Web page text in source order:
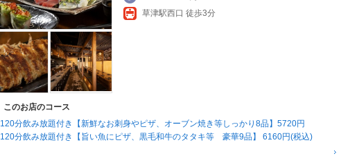
草津駅西口 徒歩3分
このお店のコース
120分飲み放題付き【新鮮なお刺身やピザ、オーブン焼き等しっかり8品】5720円
120分飲み放題付き【旨い魚にピザ、黒毛和牛のタタキ等 豪華9品】 6160円(税込)